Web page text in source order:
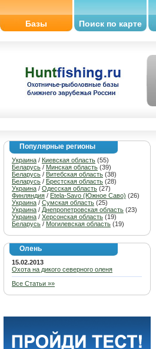
Базы Поиск по карте
Популярные регионы
Украина / Киевская область (55)
Беларусь / Минская область (39)
Беларусь / Витебская область (38)
Беларусь / Брестская область (28)
Украина / Одесская область (27)
Финляндия / Etela-Savo (Южное Саво) (26)
Украина / Сумская область (25)
Украина / Днепропетровская область (23)
Украина / Херсонская область (19)
Беларусь / Могилевская область (19)
Олень
15.02.2013
Охота на дикого северного оленя
Все Статьи »»